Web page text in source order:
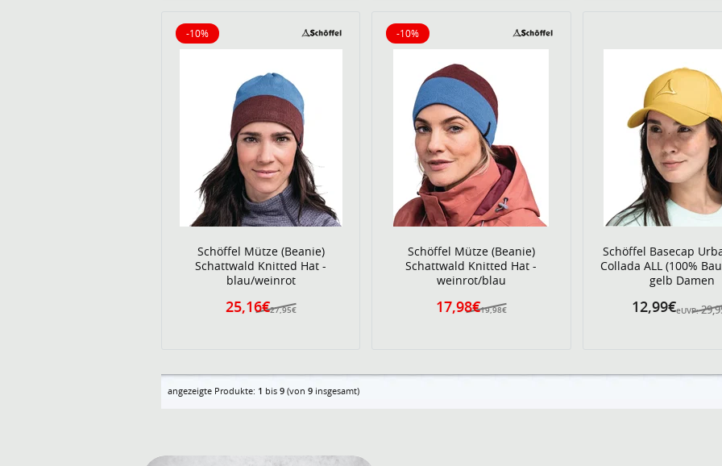
Schöffel Mütze (Beanie)
Schattwald Knitted Hat -
blau/weinrot
27,95€
25,16€
-10%
10% reduziert
Schöffel Mütze (Beanie)
Schattwald Knitted Hat -
weinrot/blau
19,98€
17,98€
-10%
10% reduziert
Schöffel Basecap
Collada ALL (100%
gelb Damen
eUVP:
12,99€
angezeigte Produkte: 1 bis 9 (von 9 insgesamt)